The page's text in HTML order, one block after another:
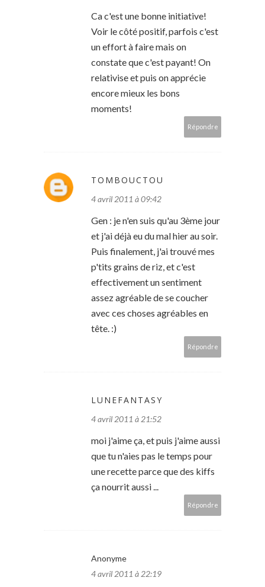
Ca c'est une bonne initiative!
Voir le côté positif, parfois c'est
un effort à faire mais on
constate que c'est payant! On
relativise et puis on apprécie
encore mieux les bons
moments!
Répondre
TOMBOUCTOU
4 avril 2011 à 09:42
Gen : je n'en suis qu'au 3ème jour
et j'ai déjà eu du mal hier au soir.
Puis finalement, j'ai trouvé mes
p'tits grains de riz, et c'est
effectivement un sentiment
assez agréable de se coucher
avec ces choses agréables en
tête. :)
Répondre
LUNEFANTASY
4 avril 2011 à 21:52
moi j'aime ça, et puis j'aime aussi
que tu n'aies pas le temps pour
une recette parce que des kiffs
ça nourrit aussi ...
Répondre
Anonyme
4 avril 2011 à 22:19